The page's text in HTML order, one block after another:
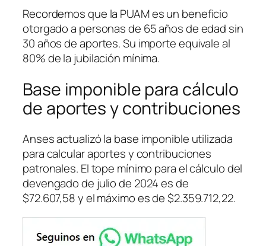
Recordemos que la PUAM es un beneficio
otorgado a personas de 65 años de edad sin
30 años de aportes. Su importe equivale al
80% de la jubilación mínima.
Base imponible para cálculo
de aportes y contribuciones
Anses actualizó la base imponible utilizada
para calcular aportes y contribuciones
patronales. El tope mínimo para el cálculo del
devengado de julio de 2024 es de
$72.607,58 y el máximo es de $2.359.712,22.